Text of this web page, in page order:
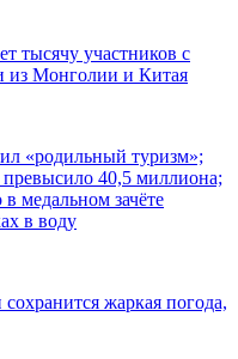
тысячу участников с
из Монголии и Китая
«родильный туризм»;
40,5 миллиона;
в медальном зачёте
в воду
жаркая погода,